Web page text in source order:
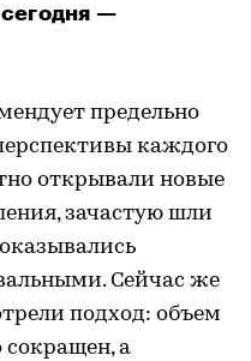
—
предельно
каждого
открывали новые
зачастую шли
Сейчас же
подход: объем
а